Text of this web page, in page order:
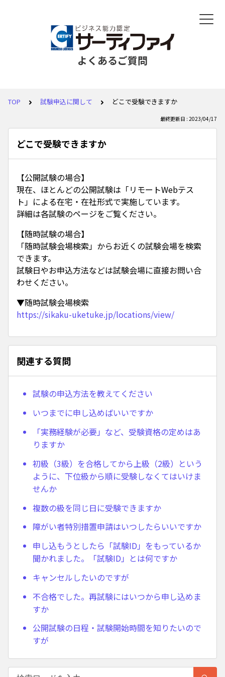
よくあるご質問
TOP 試験申込に関して どこで受験できますか
最終更新日 : 2023/04/17
どこで受験できますか
【公開試験の場合】
現在、ほとんどの公開試験は「リモートWebテス
ト」による在宅・在社形式で実施しています。
詳細は各試験のページをご覧ください。
【随時試験の場合】
「随時試験会場検索」からお近くの試験会場を検索
できます。
試験日やお申込方法などは試験会場に直接お問い合
わせください。
▼随時試験会場検索
https://sikaku-uketuke.jp/locations/view/
関連する質問
試験の申込方法を教えてください
いつまでに申し込めばいいですか
「実務経験が必要」など、受験資格の定めはあ
りますか
初級（3級）を合格してから上級（2級）という
ように、下位級から順に受験しなくてはいけま
せんか
複数の級を同じ日に受験できますか
障がい者特別措置申請はいつしたらいいですか
申し込もうとしたら「試験ID」をもっているか
聞かれました。「試験ID」とは何ですか
キャンセルしたいのですが
不合格でした。再試験にはいつから申し込めま
すか
公開試験の日程・試験開始時間を知りたいので
すが